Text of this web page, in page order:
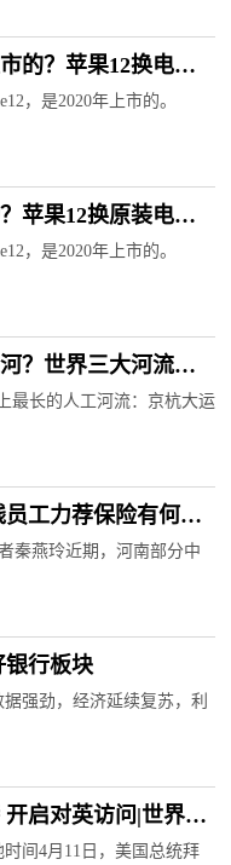
的？苹果12换电池
，是2020年上市的。
苹果12换原装电池
，是2020年上市的。
？世界三大河流分
最长的人工河流：京杭大运
工力荐保险有何玄
秦燕玲近期，河南部分中
银行板块
强劲，经济延续复苏，利
启对英访问|世界热
间4月11日，美国总统拜